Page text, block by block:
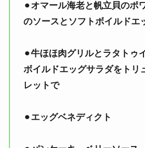
⚫︎ オマール海老と帆立貝の
のソースとソフトボイルドエ
⚫︎牛ほほ肉グリルとラタトゥ
ボイルドエッグサラダをトリ
レットで
⚫︎ エッグベネディクト